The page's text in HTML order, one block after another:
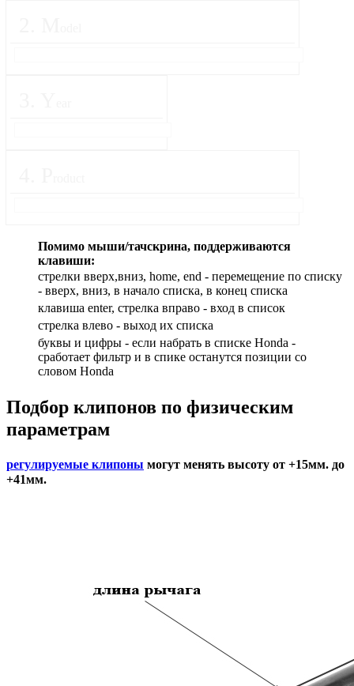
Помимо мыши/тачскрина, поддерживаются
клавиши:
стрелки вверх,вниз, home, end - перемещение по списку
- вверх, вниз, в начало списка, в конец списка
клавиша enter, стрелка вправо - вход в список
cтрелка влево - выход их списка
буквы и цифры - если набрать в списке Honda -
сработает фильтр и в спике останутся позиции со
словом Honda
Подбор клипонов по физическим
параметрам
регулируемые клипоны могут менять высоту от +15мм. до
+41мм.